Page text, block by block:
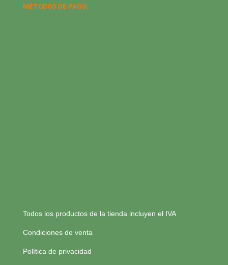
MÉTODOS DE PAGO:
Todos los productos de la tienda incluyen el IVA
Condiciones de venta
Política de privacidad